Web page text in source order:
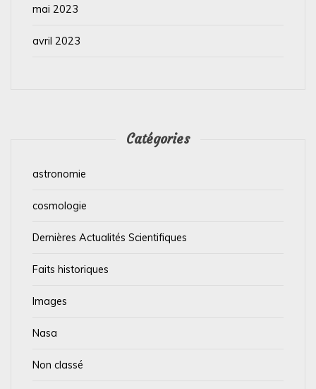
mai 2023
avril 2023
Catégories
astronomie
cosmologie
Dernières Actualités Scientifiques
Faits historiques
Images
Nasa
Non classé